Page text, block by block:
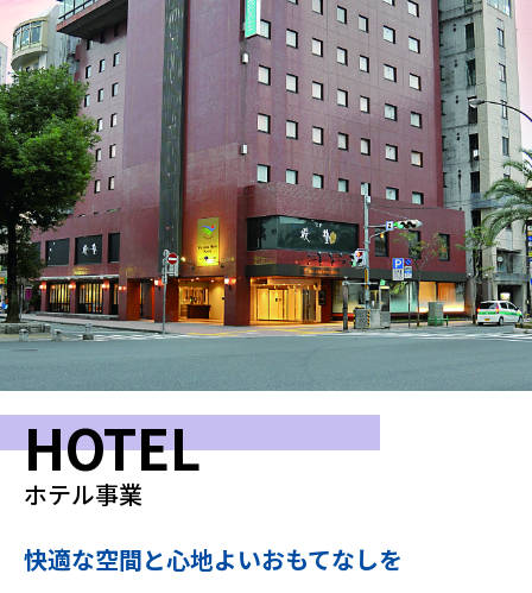
HOTEL
快適な空間と心地よいおもてなしを